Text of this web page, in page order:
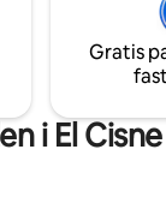
tvättmaskin,
2 fulla badrum,
med jacuzzi
Gratis
i El Cisne